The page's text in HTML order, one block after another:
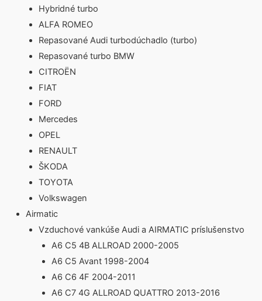
Hybridné turbo
ALFA ROMEO
Repasované Audi turbodúchadlo (turbo)
Repasované turbo BMW
CITROËN
FIAT
FORD
Mercedes
OPEL
RENAULT
ŠKODA
TOYOTA
Volkswagen
Airmatic
Vzduchové vankúše Audi a AIRMATIC príslušenstvo
A6 C5 4B ALLROAD 2000-2005
A6 C5 Avant 1998-2004
A6 C6 4F 2004-2011
A6 C7 4G ALLROAD QUATTRO 2013-2016